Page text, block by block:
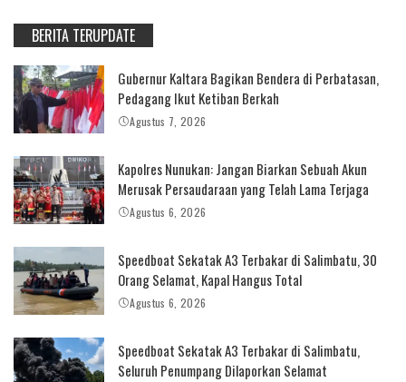
BERITA TERUPDATE
Gubernur Kaltara Bagikan Bendera di Perbatasan,
Pedagang Ikut Ketiban Berkah
Agustus 7, 2026
Kapolres Nunukan: Jangan Biarkan Sebuah Akun
Merusak Persaudaraan yang Telah Lama Terjaga
Agustus 6, 2026
Speedboat Sekatak A3 Terbakar di Salimbatu, 30
Orang Selamat, Kapal Hangus Total
Agustus 6, 2026
Speedboat Sekatak A3 Terbakar di Salimbatu,
Seluruh Penumpang Dilaporkan Selamat